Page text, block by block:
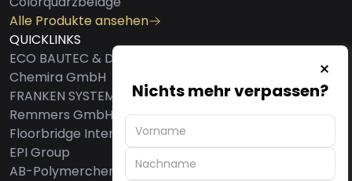
Alle Produkte ansehen
QUICKLINKS
ECO BAUTEC & DESIGN AG
Chemira GmbH
FRANKEN SYSTEMS GMBH
Remmers GmbH
Floorbridge International GmbH
EPI Group
AB-Polymerchemie GmbH
Nichts mehr verpassen?